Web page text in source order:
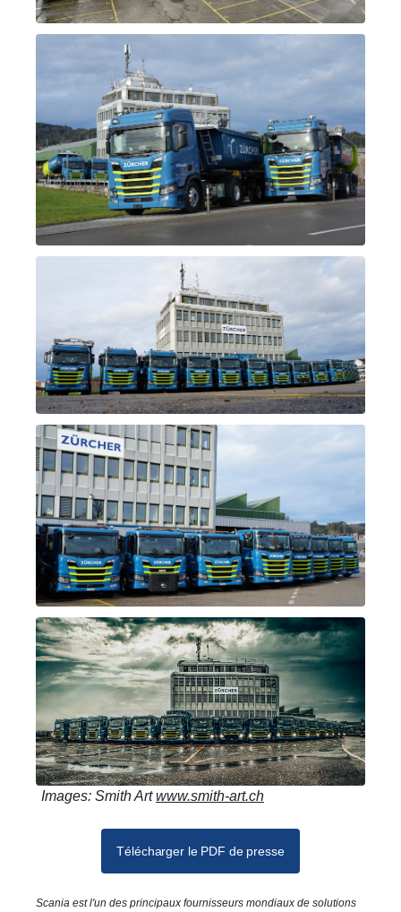
Images: Smith Artwww.smith-art.ch
Télécharger le PDF de presse
Scania est l'un des principaux fournisseurs mondiaux de solutions